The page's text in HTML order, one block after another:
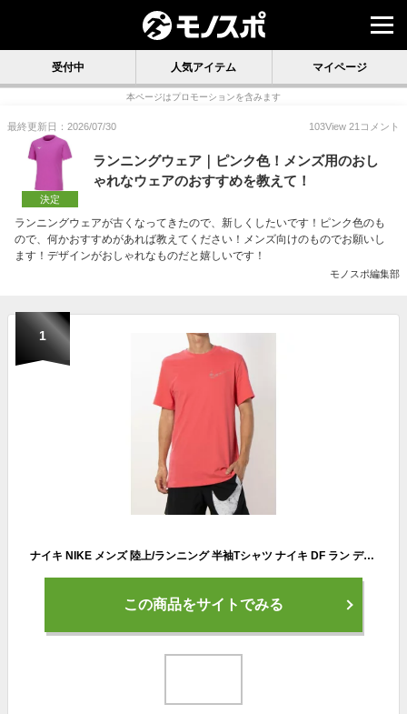
受付中 人気アイテム マイページ
本ページはプロモーションを含みます
最終更新日：2026/07/30 103View 21 コメント
決定
ランニングウェア｜ピンク色！メンズ用のおし
ゃれなウェアのおすすめを教えて！
ランニングウェアが古くなってきたので、新しくしたいです！ピンク色のも
ので、何かおすすめがあれば教えてください！メンズ向けのものでお願いし
ます！デザインがおしゃれなものだと嬉しいです！
モノスポ編集部
1
ナイキ NIKE メンズ 陸上/ランニング 半袖Tシャツ ナイキ DF ラン ディビジョン S/S Tシャツ FA FZ8057629 （ASTER PINK）
この商品をサイトでみる